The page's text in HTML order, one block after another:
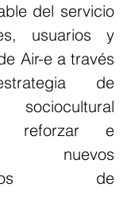
del servicio
usuarios y
Air-e a través
de
sociocultural
reforzar e
nuevos
de